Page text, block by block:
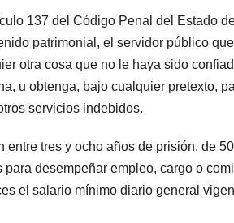
137 del Código Penal del Estado
patrimonial, el servidor público
otra cosa que no le haya sido
u obtenga, bajo cualquier pretexto,
servicios indebidos.
tres y ocho años de prisión, de
desempeñar empleo, cargo o
el salario mínimo diario general